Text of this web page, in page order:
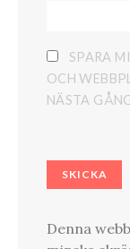
SPARA
OCH
NÄSTA
Denna